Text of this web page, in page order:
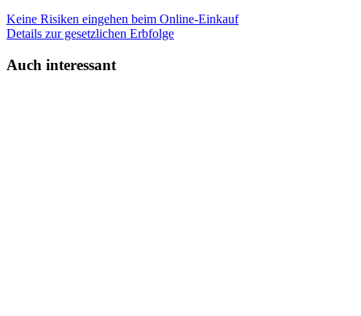
Keine Risiken eingehen beim Online-Einkauf
Details zur gesetzlichen Erbfolge
Auch interessant